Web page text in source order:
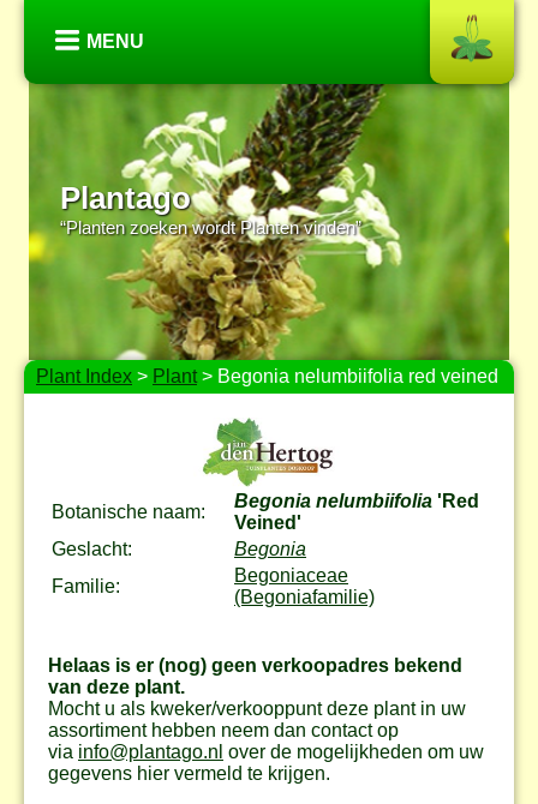
MENU
Plantago
“Planten zoeken wordt Planten vinden”
Plant Index > Plant> Begonia nelumbiifolia red veined
Botanische naam:
Begonia nelumbiifolia 'Red
Veined'
Geslacht:
Begonia
Familie:
Begoniaceae
(Begoniafamilie)
Helaas is er (nog) geen verkoopadres bekend
van deze plant.
Mocht u als kweker/verkooppunt deze plant in uw
assortiment hebben neem dan contact op
via info@plantago.nl over de mogelijkheden om uw
gegevens hier vermeld te krijgen.